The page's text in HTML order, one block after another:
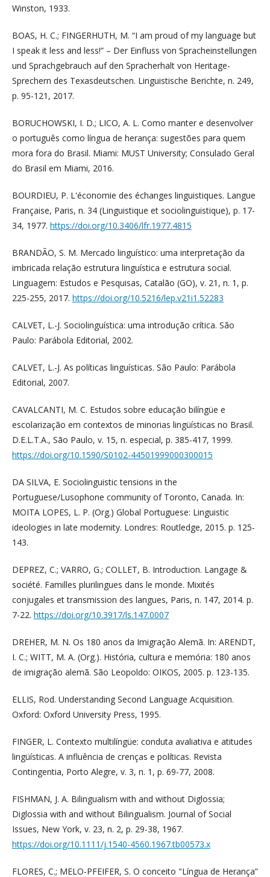
Winston, 1933.
BOAS, H. C.; FINGERHUTH, M. “I am proud of my language but
I speak it less and less!” – Der Einfluss von Spracheinstellungen
und Sprachgebrauch auf den Spracherhalt von Heritage-
Sprechern des Texasdeutschen. Linguistische Berichte, n. 249,
p. 95-121, 2017.
BORUCHOWSKI, I. D.; LICO, A. L. Como manter e desenvolver
o português como língua de herança: sugestões para quem
mora fora do Brasil. Miami: MUST University; Consulado Geral
do Brasil em Miami, 2016.
BOURDIEU, P. L'économie des échanges linguistiques. Langue
Française, Paris, n. 34 (Linguistique et sociolinguistique), p. 17-
34, 1977. https://doi.org/10.3406/lfr.1977.4815
BRANDÃO, S. M. Mercado linguístico: uma interpretação da
imbricada relação estrutura linguística e estrutura social.
Linguagem: Estudos e Pesquisas, Catalão (GO), v. 21, n. 1, p.
225-255, 2017. https://doi.org/10.5216/lep.v21i1.52283
CALVET, L.-J. Sociolinguística: uma introdução crítica. São
Paulo: Parábola Editorial, 2002.
CALVET, L.-J. As políticas linguísticas. São Paulo: Parábola
Editorial, 2007.
CAVALCANTI, M. C. Estudos sobre educação bilíngüe e
escolarização em contextos de minorias lingüísticas no Brasil.
D.E.L.T.A., São Paulo, v. 15, n. especial, p. 385-417, 1999.
https://doi.org/10.1590/S0102-44501999000300015
DA SILVA, E. Sociolinguistic tensions in the
Portuguese/Lusophone community of Toronto, Canada. In:
MOITA LOPES, L. P. (Org.) Global Portuguese: Linguistic
ideologies in late modernity. Londres: Routledge, 2015. p. 125-
143.
DEPREZ, C.; VARRO, G.; COLLET, B. Introduction. Langage &
société. Familles plurilingues dans le monde. Mixités
conjugales et transmission des langues, Paris, n. 147, 2014. p.
7-22. https://doi.org/10.3917/ls.147.0007
DREHER, M. N. Os 180 anos da Imigração Alemã. In: ARENDT,
I. C.; WITT, M. A. (Org.). História, cultura e memória: 180 anos
de imigração alemã. São Leopoldo: OIKOS, 2005. p. 123-135.
ELLIS, Rod. Understanding Second Language Acquisition.
Oxford: Oxford University Press, 1995.
FINGER, L. Contexto multilíngüe: conduta avaliativa e atitudes
lingüísticas. A influência de crenças e políticas. Revista
Contingentia, Porto Alegre, v. 3, n. 1, p. 69-77, 2008.
FISHMAN, J. A. Bilingualism with and without Diglossia;
Diglossia with and without Bilingualism. Journal of Social
Issues, New York, v. 23, n. 2, p. 29-38, 1967.
https://doi.org/10.1111/j.1540-4560.1967.tb00573.x
FLORES, C.; MELO-PFEIFER, S. O conceito "Língua de Herança”